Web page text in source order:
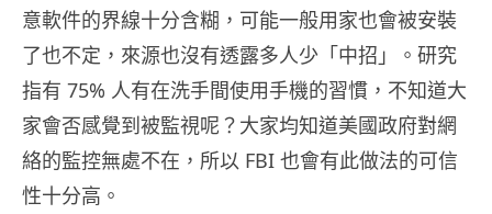
意軟件的界線十分含糊，可能一般用家也會被安裝
了也不定，來源也沒有透露多人少「中招」。研究
指有 75% 人有在洗手間使用手機的習慣，不知道大
家會否感覺到被監視呢？大家均知道美國政府對網
絡的監控無處不在，所以 FBI 也會有此做法的可信
性十分高。